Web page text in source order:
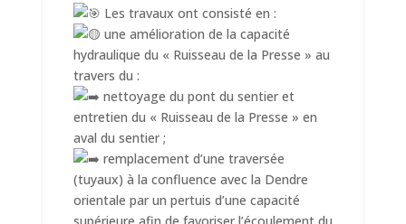
Les travaux ont consisté en :
une amélioration de la capacité
hydraulique du « Ruisseau de la Presse » au
travers du :
nettoyage du pont du sentier et
entretien du « Ruisseau de la Presse » en
aval du sentier ;
remplacement d’une traversée
(tuyaux) à la confluence avec la Dendre
orientale par un pertuis d’une capacité